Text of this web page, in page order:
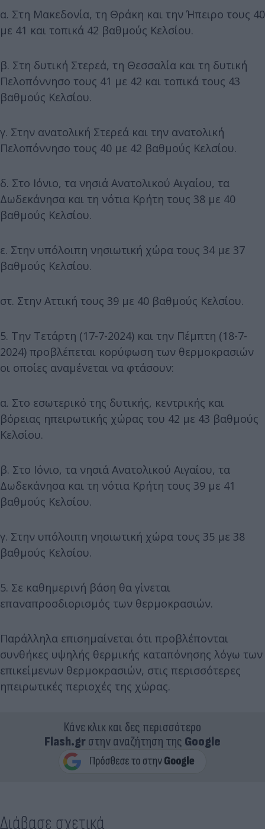
α. Στη Μακεδονία, τη Θράκη και την Ήπειρο τους 40
με 41 και τοπικά 42 βαθμούς Κελσίου.
β. Στη δυτική Στερεά, τη Θεσσαλία και τη δυτική
Πελοπόννησο τους 41 με 42 και τοπικά τους 43
βαθμούς Κελσίου.
γ. Στην ανατολική Στερεά και την ανατολική
Πελοπόννησο τους 40 με 42 βαθμούς Κελσίου.
δ. Στο Ιόνιο, τα νησιά Ανατολικού Αιγαίου, τα
Δωδεκάνησα και τη νότια Κρήτη τους 38 με 40
βαθμούς Κελσίου.
ε. Στην υπόλοιπη νησιωτική χώρα τους 34 με 37
βαθμούς Κελσίου.
στ. Στην Αττική τους 39 με 40 βαθμούς Κελσίου.
5. Την Τετάρτη (17-7-2024) και την Πέμπτη (18-7-
2024) προβλέπεται κορύφωση των θερμοκρασιών
οι οποίες αναμένεται να φτάσουν:
α. Στο εσωτερικό της δυτικής, κεντρικής και
βόρειας ηπειρωτικής χώρας του 42 με 43 βαθμούς
Κελσίου.
β. Στο Ιόνιο, τα νησιά Ανατολικού Αιγαίου, τα
Δωδεκάνησα και τη νότια Κρήτη τους 39 με 41
βαθμούς Κελσίου.
γ. Στην υπόλοιπη νησιωτική χώρα τους 35 με 38
βαθμούς Κελσίου.
5. Σε καθημερινή βάση θα γίνεται
επαναπροσδιορισμός των θερμοκρασιών.
Παράλληλα επισημαίνεται ότι προβλέπονται
συνθήκες υψηλής θερμικής καταπόνησης λόγω των
επικείμενων θερμοκρασιών, στις περισσότερες
ηπειρωτικές περιοχές της χώρας.
Κάνε κλικ και δες περισσότερο
Flash.grστην αναζήτηση της Google
Διάβασε σχετικά